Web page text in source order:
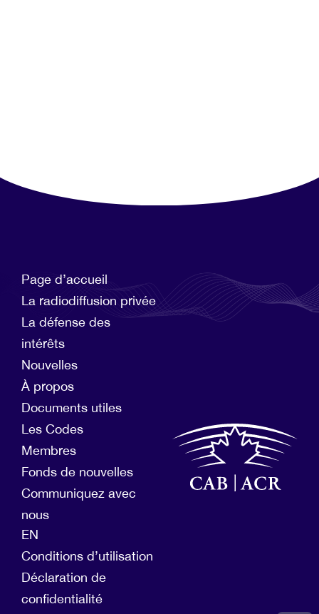
Page d’accueil
La radiodiffusion privée
La défense des
intérêts
Nouvelles
À propos
Documents utiles
Les Codes
Membres
Fonds de nouvelles
Communiquez avec
nous
EN
Conditions d’utilisation
Déclaration de
confidentialité